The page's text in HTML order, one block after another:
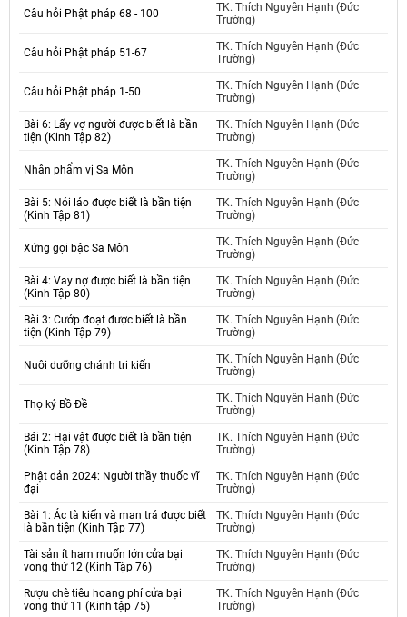
Câu hỏi Phật pháp 68 - 100
TK. Thích Nguyên Hạnh (Đức
Trường)
Câu hỏi Phật pháp 51-67
TK. Thích Nguyên Hạnh (Đức
Trường)
Câu hỏi Phật pháp 1-50
TK. Thích Nguyên Hạnh (Đức
Trường)
Bài 6: Lấy vợ người được biết là bần
tiện (Kinh Tập 82)
TK. Thích Nguyên Hạnh (Đức
Trường)
Nhân phẩm vị Sa Môn
TK. Thích Nguyên Hạnh (Đức
Trường)
Bài 5: Nói láo được biết là bần tiện
(Kinh Tập 81)
TK. Thích Nguyên Hạnh (Đức
Trường)
Xứng gọi bậc Sa Môn
TK. Thích Nguyên Hạnh (Đức
Trường)
Bài 4: Vay nợ được biết là bần tiện
(Kinh Tập 80)
TK. Thích Nguyên Hạnh (Đức
Trường)
Bài 3: Cướp đoạt được biết là bần
tiện (Kinh Tập 79)
TK. Thích Nguyên Hạnh (Đức
Trường)
Nuôi dưỡng chánh tri kiến
TK. Thích Nguyên Hạnh (Đức
Trường)
Thọ ký Bồ Đề
TK. Thích Nguyên Hạnh (Đức
Trường)
Bái 2: Hại vật được biết là bần tiện
(Kinh Tập 78)
TK. Thích Nguyên Hạnh (Đức
Trường)
Phật đản 2024: Người thầy thuốc vĩ
đại
TK. Thích Nguyên Hạnh (Đức
Trường)
Bài 1: Ác tà kiến và man trá được biết
là bần tiện (Kinh Tập 77)
TK. Thích Nguyên Hạnh (Đức
Trường)
Tài sản ít ham muốn lớn cửa bại
vong thứ 12 (Kinh Tập 76)
TK. Thích Nguyên Hạnh (Đức
Trường)
Rượu chè tiêu hoang phí cửa bại
vong thứ 11 (Kinh tập 75)
TK. Thích Nguyên Hạnh (Đức
Trường)